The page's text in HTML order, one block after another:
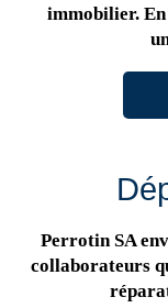
immobilier. En
Perrotin SA
collaborateurs